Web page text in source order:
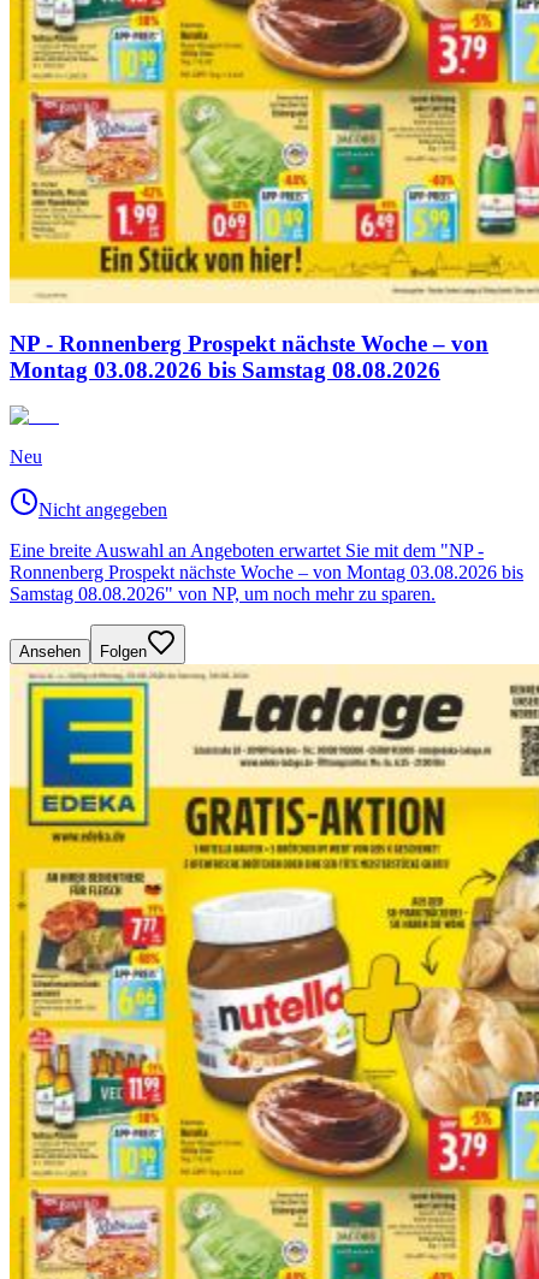
NP - Ronnenberg Prospekt nächste Woche – von
Montag 03.08.2026 bis Samstag 08.08.2026
Neu
Nicht angegeben
Eine breite Auswahl an Angeboten erwartet Sie mit dem "NP -
Ronnenberg Prospekt nächste Woche – von Montag 03.08.2026 bis
Samstag 08.08.2026" von NP, um noch mehr zu sparen.
Ansehen Folgen